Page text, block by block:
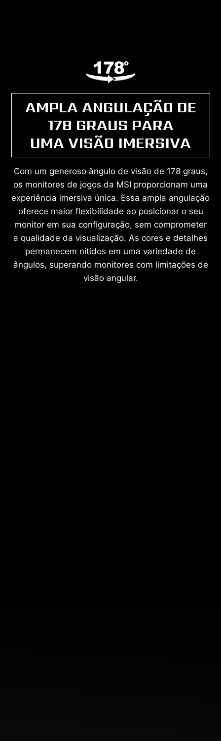
AMPLA ANGULAÇÃO DE
178 GRAUS PARA
UMA VISÃO IMERSIVA
Com um generoso ângulo de visão de 178 graus,
os monitores de jogos da MSI proporcionam uma
experiência imersiva única. Essa ampla angulação
oferece maior flexibilidade ao posicionar o seu
monitor em sua configuração, sem comprometer
a qualidade da visualização. As cores e detalhes
permanecem nítidos em uma variedade de
ângulos, superando monitores com limitações de
visão angular.